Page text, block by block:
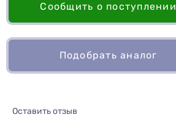
Сообщить о поступлении
Подобрать аналог
Оставить отзыв